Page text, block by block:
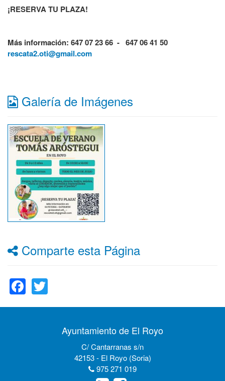
¡RESERVA TU PLAZA!
Más información: 647 07 23 66 - 647 06 41 50
rescata2.oti@gmail.com
Galería de Imágenes
Comparte esta Página
Facebook
Ayuntamiento de El Royo
C/ Cantarranas s/n
42153 - El Royo (Soria)
975 271 019